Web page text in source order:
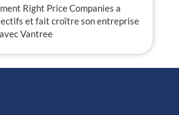
Right Price Companies a
et fait croître son entreprise
Vantree